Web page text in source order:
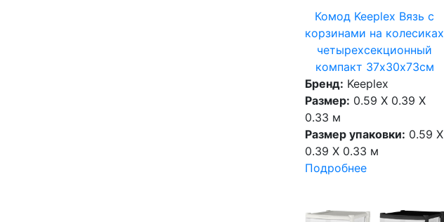
Комод Keeplex Вязь с
корзинами на колесиках
четырехсекционный
компакт 37х30х73см
Бренд: Keeplex
Размер: 0.59 X 0.39 X
0.33 м
Размер упаковки: 0.59 X
0.39 X 0.33 м
Подробнее